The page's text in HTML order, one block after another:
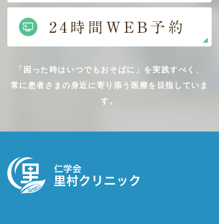
「困った時はいつでもおそばに」を実践すべく、
常に患者さまの身近に寄り添う医療を目指していま
す。